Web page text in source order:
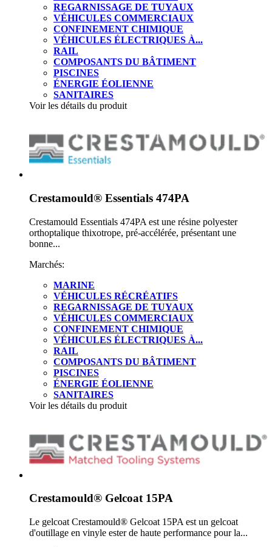
REGARNISSAGE DE TUYAUX
VÉHICULES COMMERCIAUX
CONFINEMENT CHIMIQUE
VÉHICULES ÉLECTRIQUES À...
RAIL
COMPOSANTS DU BÂTIMENT
PISCINES
ÉNERGIE ÉOLIENNE
SANITAIRES
Voir les détails du produit
Crestamould® Essentials 474PA
Crestamould Essentials 474PA est une résine polyester
orthoptalique thixotrope, pré-accélérée, présentant une
bonne...
Marchés:
MARINE
VÉHICULES RÉCRÉATIFS
REGARNISSAGE DE TUYAUX
VÉHICULES COMMERCIAUX
CONFINEMENT CHIMIQUE
VÉHICULES ÉLECTRIQUES À...
RAIL
COMPOSANTS DU BÂTIMENT
PISCINES
ÉNERGIE ÉOLIENNE
SANITAIRES
Voir les détails du produit
Crestamould® Gelcoat 15PA
Le gelcoat Crestamould® Gelcoat 15PA est un gelcoat
d'outillage en vinyle ester de haute performance pour la...